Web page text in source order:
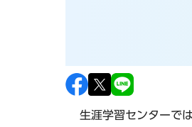
生涯学習センターで